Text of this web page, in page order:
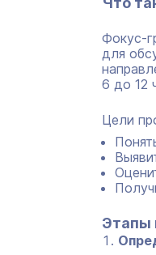
Фокус-
для
6 до 12
Цели
Этапы